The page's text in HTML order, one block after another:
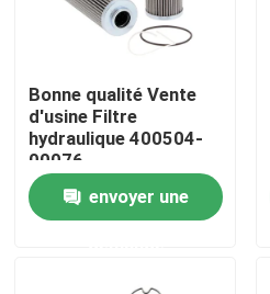
À la maison
Produits
Bonne qualité Vente
d'usine Filtre
hydraulique 400504-
00076
envoyer une